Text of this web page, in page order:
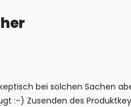
bei solchen Sachen
:-) Zusenden des